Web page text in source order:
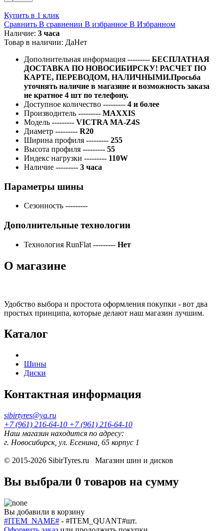
Купить в 1 клик
Сравнить В сравнении В избранное В Избранном
Наличие: 3 часа
Товар в наличии: ДаНет
Дополнительная информация --------- БЕСПЛАТНАЯ
ДОСТАВКА ПО НОВОСИБИРСКУ! РАСЧЕТ ПО
КАРТЕ, ПЕРЕВОДОМ, НАЛИЧНЫМИ.Просьба
уточнять наличие в магазине и возможность заказа
не кратное 4 шт по телефону.
Доступное количество --------- 4 и более
Производитель --------- MAXXIS
Модель --------- VICTRA MA-Z4S
Диаметр --------- R20
Ширина профиля --------- 255
Высота профиля --------- 55
Индекс нагрузки --------- 110W
Наличие --------- 3 часа
Параметры шины
Сезонность ---------
Дополнительные технологии
Технология RunFlat --------- Нет
О магазине
Удобство выбора и простота оформления покупки - вот два
простых принципа, которые делают наш магазин лучшим.
Каталог
Шины
Диски
Контактная информация
sibirtyres@ya.ru
+7 (961) 216-64-10 +7 (961) 216-64-10
Наш магазин находится по адресу:
г. Новосибирск, ул. Есенина, 65 корпус 1
© 2015-2026 SibirTyres.ru Магазин шин и дисков
Вы выбрали 0 товаров на сумму
Вы добавили в корзину
#ITEM_NAME# - #ITEM_QUANT#шт.